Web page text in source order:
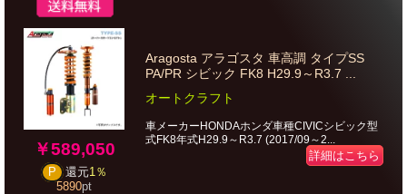
￥589,050
P 還元1％
5890pt
Aragosta アラゴスタ 車高調 タイプSS
PA/PR シビック FK8 H29.9～R3.7 ...
オートクラフト
車メーカーHONDAホンダ車種CIVICシビック型
式FK8年式H29.9～R3.7 (2017/09～2...
詳細はこちら